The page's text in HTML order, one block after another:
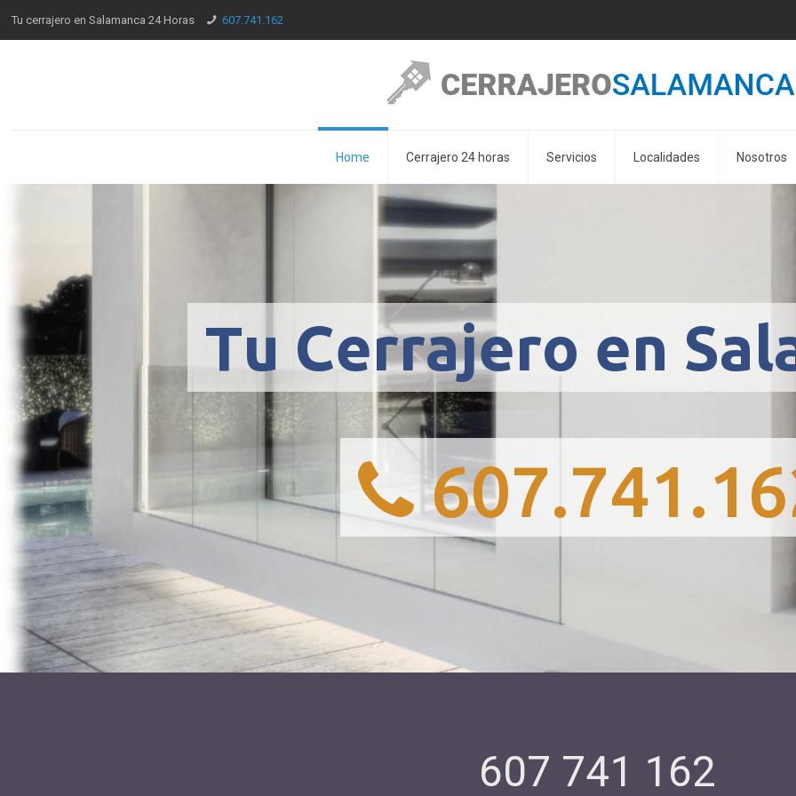
Tu cerrajero en Salamanca 24 Horas 607.741.162
Home Cerrajero 24 horas Servicios Localidades Nosotros
Tu Cerrajero en Sal
607 741 162